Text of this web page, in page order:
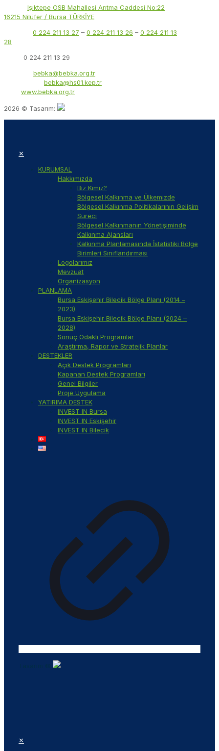
Işıktepe OSB Mahallesi Arıtma Caddesi No:22
16215 Nilüfer / Bursa TÜRKİYE
0 224 211 13 27 – 0 224 211 13 26 – 0 224 211 13
28
0 224 211 13 29
bebka@bebka.org.tr
bebka@hs01.kep.tr
www.bebka.org.tr
2026 © Tasarım:
✕
KURUMSAL
Hakkımızda
Biz Kimiz?
Bölgesel Kalkınma ve Ülkemizde
Bölgesel Kalkınma Politikalarının Gelişim
Süreci
Bölgesel Kalkınmanın Yönetişiminde
Kalkınma Ajansları
Kalkınma Planlamasında İstatistiki Bölge
Birimleri Sınıflandırması
Logolarımız
Mevzuat
Organizasyon
PLANLAMA
Bursa Eskişehir Bilecik Bölge Planı (2014 –
2023)
Bursa Eskişehir Bilecik Bölge Planı (2024 –
2028)
Sonuç Odaklı Programlar
Araştırma, Rapor ve Stratejik Planlar
DESTEKLER
Açık Destek Programları
Kapanan Destek Programları
Genel Bilgiler
Proje Uygulama
YATIRIMA DESTEK
INVEST IN Bursa
INVEST IN Eskişehir
INVEST IN Bilecik
✕